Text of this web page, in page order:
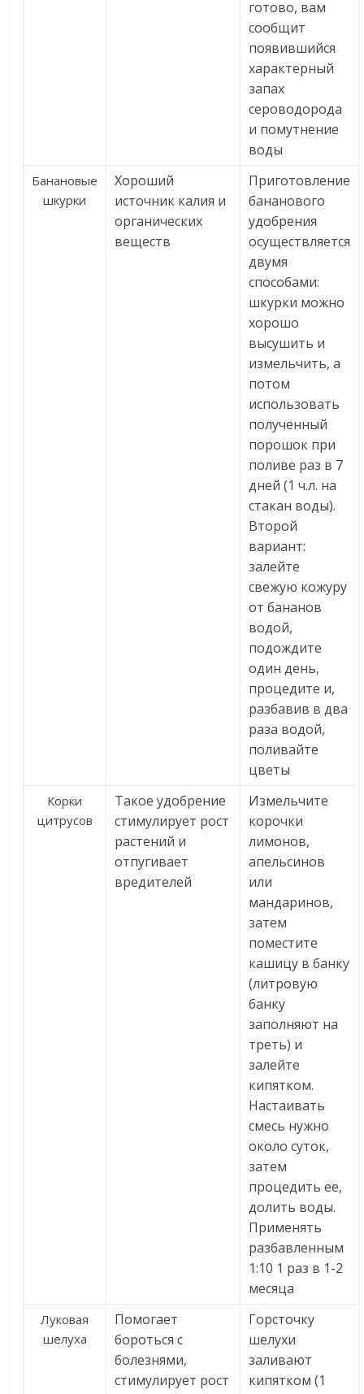
готово, вам
сообщит
появившийся
характерный
запах
сероводорода
и помутнение
воды
Банановые
шкурки
Хороший
источник калия и
органических
веществ
Приготовление
бананового
удобрения
осуществляется
двумя
способами:
шкурки можно
хорошо
высушить и
измельчить, а
потом
использовать
полученный
порошок при
поливе раз в 7
дней (1 ч.л. на
стакан воды).
Второй
вариант:
залейте
свежую кожуру
от бананов
водой,
подождите
один день,
процедите и,
разбавив в два
раза водой,
поливайте
цветы
Корки
цитрусов
Такое удобрение
стимулирует рост
растений и
отпугивает
вредителей
Измельчите
корочки
лимонов,
апельсинов
или
мандаринов,
затем
поместите
кашицу в банку
(литровую
банку
заполняют на
треть) и
залейте
кипятком.
Настаивать
смесь нужно
около суток,
затем
процедить ее,
долить воды.
Применять
разбавленным
1:10 1 раз в 1-2
месяца
Луковая
шелуха
Помогает
бороться с
болезнями,
стимулирует рост
Горсточку
шелухи
заливают
кипятком (1